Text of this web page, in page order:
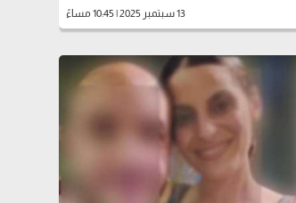
13 سبتمبر 2025 | 10:45 مساءً